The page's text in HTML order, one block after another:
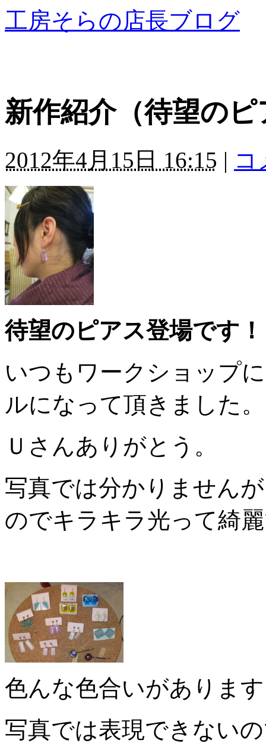
工房そらの店長ブログ
新作紹介（待望のピ
2012年4月15日 16:15 | コ
待望のピアス登場です
いつもワークショップ
ルになって頂きました。
Ｕさんありがとう。
写真では分かりません
のでキラキラ光って綺
色んな色合いがありま
写真では表現できない